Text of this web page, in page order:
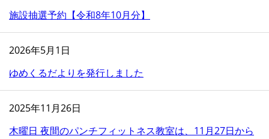
施設抽選予約【令和8年10月分】
2026年5月1日
ゆめくるだよりを発行しました
2025年11月26日
木曜日 夜間のパンチフィットネス教室は、11月27日から